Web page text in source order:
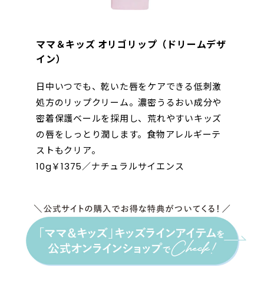
ママ＆キッズ オリゴリップ（ドリームデザ
イン）
日中いつでも、乾いた唇をケアできる低刺激
処方のリップクリーム。濃密うるおい成分や
密着保護ベールを採用し、荒れやすいキッズ
の唇をしっとり潤します。食物アレルギーテ
ストもクリア。
10g￥1375／ナチュラルサイエンス